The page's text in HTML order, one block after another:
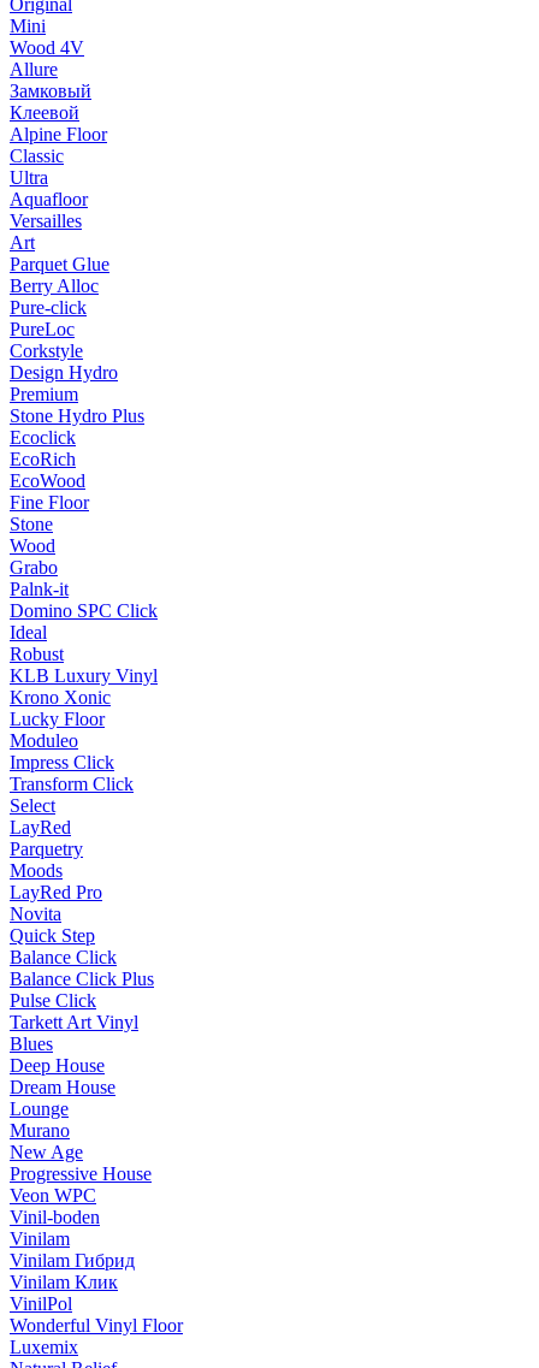
Original
Mini
Wood 4V
Allure
Замковый
Клеевой
Alpine Floor
Classic
Ultra
Aquafloor
Versailles
Art
Parquet Glue
Berry Alloc
Pure-click
PureLoc
Corkstyle
Design Hydro
Premium
Stone Hydro Plus
Ecoclick
EcoRich
EcoWood
Fine Floor
Stone
Wood
Grabo
Palnk-it
Domino SPC Click
Ideal
Robust
KLB Luxury Vinyl
Krono Xonic
Lucky Floor
Moduleo
Impress Click
Transform Click
Select
LayRed
Parquetry
Moods
LayRed Pro
Novita
Quick Step
Balance Click
Balance Click Plus
Pulse Click
Tarkett Art Vinyl
Blues
Deep House
Dream House
Lounge
Murano
New Age
Progressive House
Veon WPC
Vinil-boden
Vinilam
Vinilam Гибрид
Vinilam Клик
VinilPol
Wonderful Vinyl Floor
Luxemix